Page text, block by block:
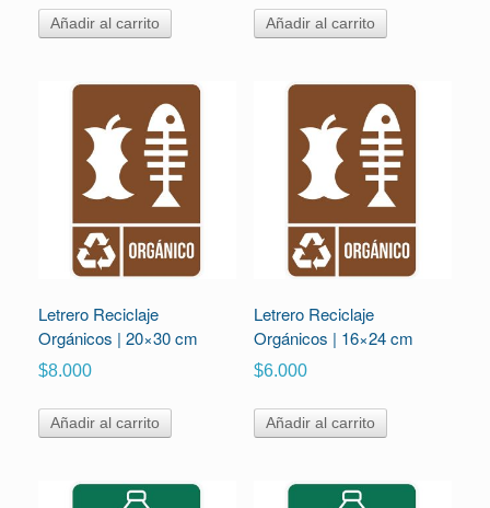
Añadir al carrito Añadir al carrito
Letrero Reciclaje
Orgánicos | 20×30 cm
$8.000
Añadir al carrito
Letrero Reciclaje
Orgánicos | 16×24 cm
$6.000
Añadir al carrito